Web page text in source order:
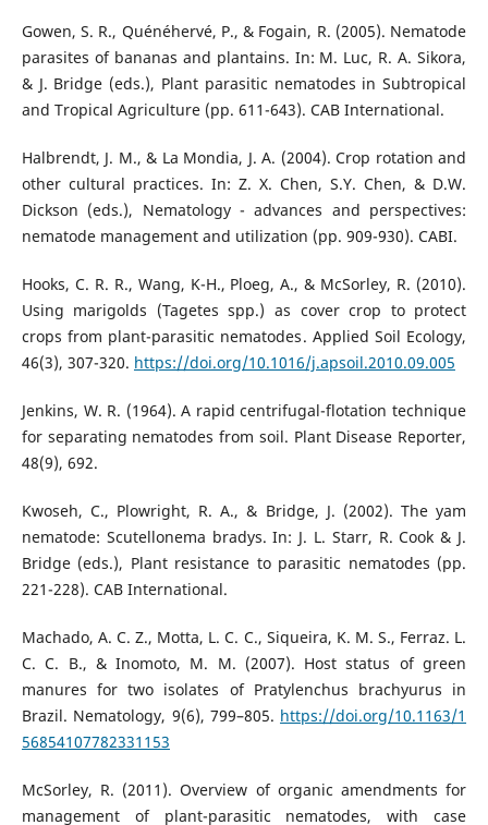
Gowen, S. R., Quénéhervé, P., & Fogain, R. (2005). Nematode
parasites of bananas and plantains. In: M. Luc, R. A. Sikora,
& J. Bridge (eds.), Plant parasitic nematodes in Subtropical
and Tropical Agriculture (pp. 611-643). CAB International.
Halbrendt, J. M., & La Mondia, J. A. (2004). Crop rotation and
other cultural practices. In: Z. X. Chen, S.Y. Chen, & D.W.
Dickson (eds.), Nematology - advances and perspectives:
nematode management and utilization (pp. 909-930). CABI.
Hooks, C. R. R., Wang, K-H., Ploeg, A., & McSorley, R. (2010).
Using marigolds (Tagetes spp.) as cover crop to protect
crops from plant-parasitic nematodes. Applied Soil Ecology,
46(3), 307-320. https://doi.org/10.1016/j.apsoil.2010.09.005
Jenkins, W. R. (1964). A rapid centrifugal-flotation technique
for separating nematodes from soil. Plant Disease Reporter,
48(9), 692.
Kwoseh, C., Plowright, R. A., & Bridge, J. (2002). The yam
nematode: Scutellonema bradys. In: J. L. Starr, R. Cook & J.
Bridge (eds.), Plant resistance to parasitic nematodes (pp.
221-228). CAB International.
Machado, A. C. Z., Motta, L. C. C., Siqueira, K. M. S., Ferraz. L.
C. C. B., & Inomoto, M. M. (2007). Host status of green
manures for two isolates of Pratylenchus brachyurus in
Brazil. Nematology, 9(6), 799–805. https://doi.org/10.1163/1
56854107782331153
McSorley, R. (2011). Overview of organic amendments for
management of plant-parasitic nematodes, with case